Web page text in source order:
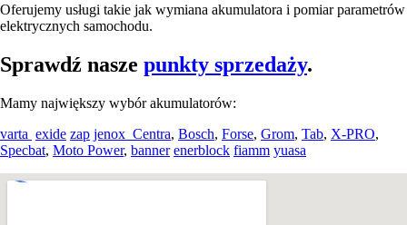
Oferujemy usługi takie jak wymiana akumulatora i pomiar parametrów
elektrycznych samochodu.
Sprawdź nasze punkty sprzedaży.
Mamy największy wybór akumulatorów:
varta exide zap jenox Centra, Bosch, Forse, Grom, Tab, X-PRO,
Specbat, Moto Power, banner enerblock fiamm yuasa